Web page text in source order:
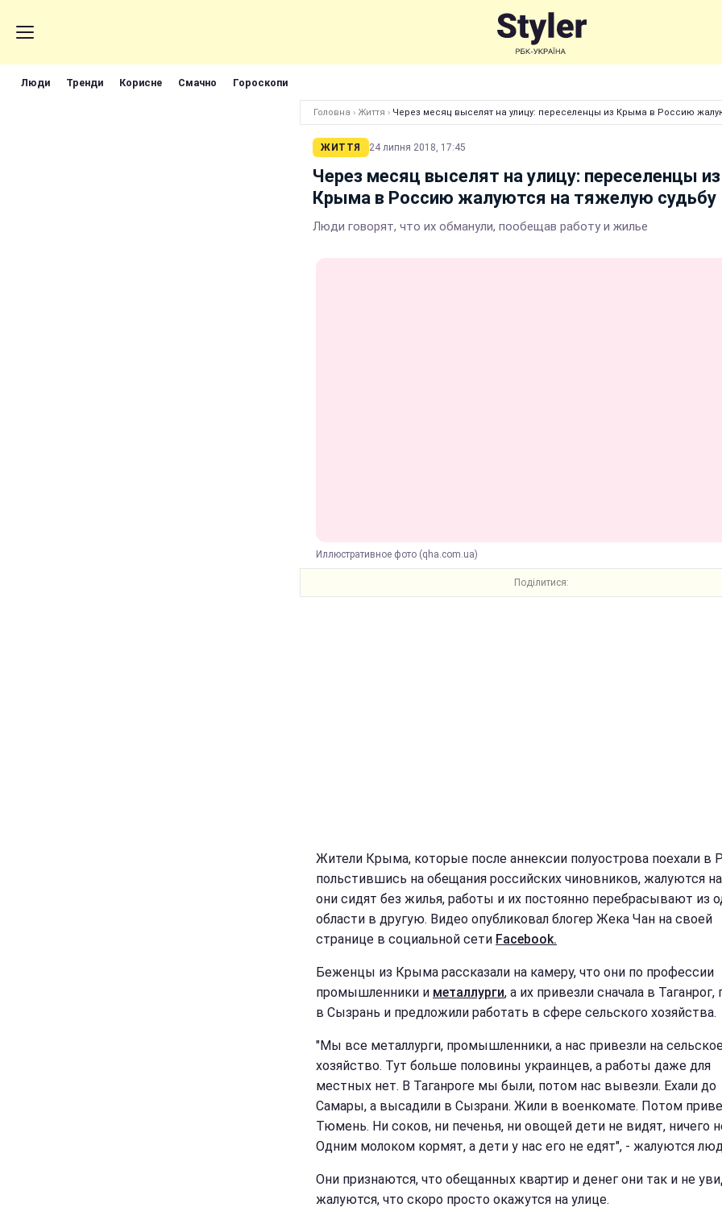
Люди Тренди Корисне Смачно Гороскопи
Головна › Життя › Через месяц выселят на улицу: переселенцы из Крыма в Россию
ЖИТТЯ 24 липня 2018, 17:45
Через месяц выселят на улицу: переселенцы из
Крыма в Россию жалуются на тяжелую судьбу
Люди говорят, что их обманули, пообещав работу и жилье
Иллюстративное фото (qha.com.ua)
Поділитися:
Жители Крыма, которые после аннексии полуострова поехали в
польстившись на обещания российских чиновников, жалуются
они сидят без жилья, работы и их постоянно перебрасывают из
области в другую. Видео опубликовал блогер Жека Чан на своей
странице в социальной сети Facebook.
Беженцы из Крыма рассказали на камеру, что они по профессии
промышленники и металлурги, а их привезли сначала в Таганрог,
в Сызрань и предложили работать в сфере сельского хозяйства.
"Мы все металлурги, промышленники, а нас привезли на
хозяйство. Тут больше половины украинцев, а работы даже для
местных нет. В Таганроге мы были, потом нас вывезли. Ехали до
Самары, а высадили в Сызрани. Жили в военкомате. Потом
Тюмень. Ни соков, ни печенья, ни овощей дети не видят, ничего
Одним молоком кормят, а дети у нас его не едят", - жалуются
Они признаются, что обещанных квартир и денег они так и не
жалуются, что скоро просто окажутся на улице.